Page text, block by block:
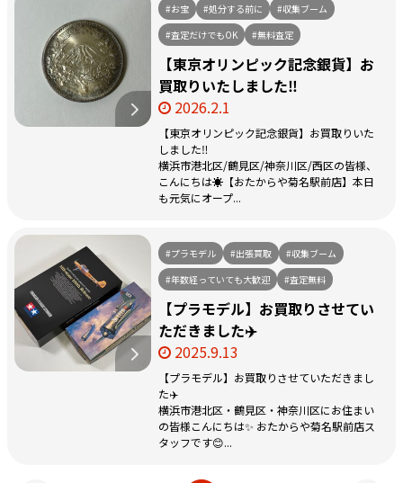
#お宝 #処分する前に
#収集ブーム
#査定だけでもOK
#無料査定
【東京オリンピック記念銀貨】お
買取りいたしました‼️
2026.2.1
【東京オリンピック記念銀貨】お買取りいた
しました‼️
横浜市港北区/鶴見区/神奈川区/西区の皆様、
こんにちは☀️【おたからや菊名駅前店】本日
も元気にオープ...
#プラモデル #出張買取
#収集ブーム
#年数経っていても大歓迎
#査定無料
【プラモデル】お買取りさせてい
ただきました✈️
2025.9.13
【プラモデル】お買取りさせていただきまし
た✈️
横浜市港北区・鶴見区・神奈川区にお住まい
の皆様こんにちは✨ おたからや菊名駅前店ス
タッフです😊...